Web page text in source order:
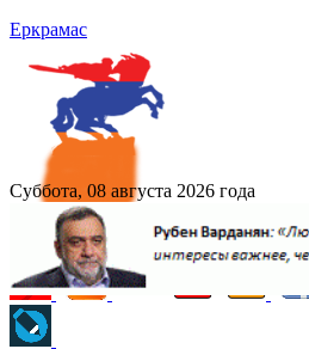
Еркрамас
Суббота, 08 августа 2026 года